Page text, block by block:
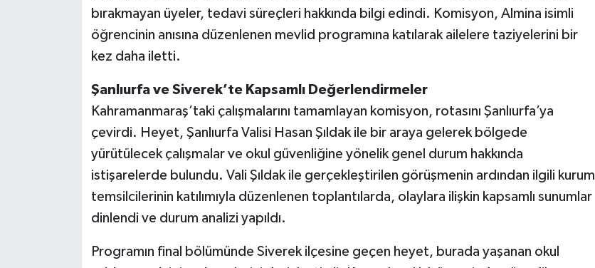
bırakmayan üyeler, tedavi süreçleri hakkında bilgi edindi. Komisyon, Almina isimli
öğrencinin anısına düzenlenen mevlid programına katılarak ailelere taziyelerini bir
kez daha iletti.
Şanlıurfa ve Siverek’te Kapsamlı Değerlendirmeler
Kahramanmaraş’taki çalışmalarını tamamlayan komisyon, rotasını Şanlıurfa’ya
çevirdi. Heyet, Şanlıurfa Valisi Hasan Şıldak ile bir araya gelerek bölgede
yürütülecek çalışmalar ve okul güvenliğine yönelik genel durum hakkında
istişarelerde bulundu. Vali Şıldak ile gerçekleştirilen görüşmenin ardından ilgili kurum
temsilcilerinin katılımıyla düzenlenen toplantılarda, olaylara ilişkin kapsamlı sunumlar
dinlendi ve durum analizi yapıldı.
Programın final bölümünde Siverek ilçesine geçen heyet, burada yaşanan okul